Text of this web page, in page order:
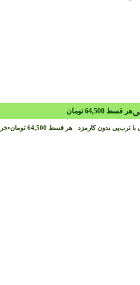
هر قسط 64,500 تومان
ترب‌پی بدون کارمزد هر قسط 64,500 تومان•